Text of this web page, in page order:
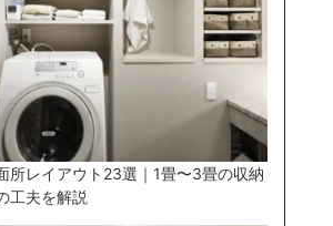
所レイアウト23選｜1畳〜3畳の収納
工夫を解説